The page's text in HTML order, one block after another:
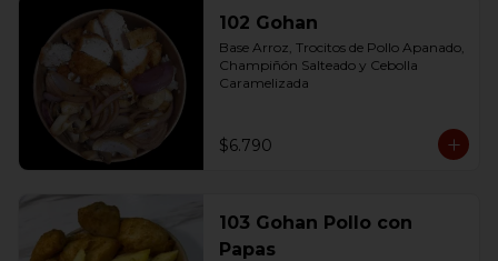
102 Gohan
Base Arroz, Trocitos de Pollo Apanado,
Champiñón Salteado y Cebolla
Caramelizada
$6.790
103 Gohan Pollo con
Papas